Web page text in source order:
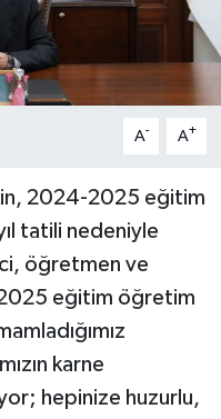
A- A+
2024-2025 eğitim
tatili nedeniyle
öğretmen ve
eğitim öğretim
karne
hepinize huzurlu,